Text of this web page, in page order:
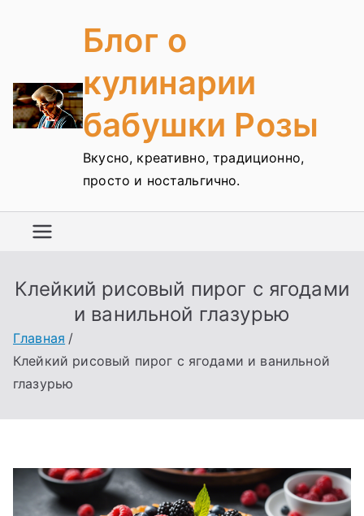
содержимомуБлог о
кулинарии
бабушки Розы
Вкусно, креативно, традиционно,
просто и ностальгично.
Клейкий рисовый пирог с ягодами
и ванильной глазурью
Главная
Клейкий рисовый пирог с ягодами и ванильной
глазурью